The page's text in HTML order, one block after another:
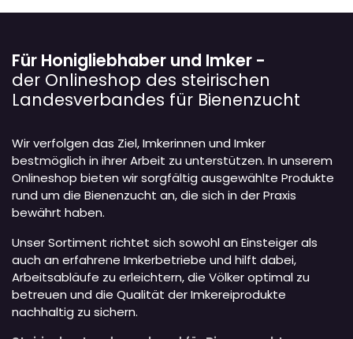
Für Honigliebhaber und Imker -
der Onlineshop des steirischen
Landesverbandes für Bienenzucht
Wir verfolgen das Ziel, Imkerinnen und Imker
bestmöglich in ihrer Arbeit zu unterstützen. In unserem
Onlineshop bieten wir sorgfältig ausgewählte Produkte
rund um die Bienenzucht an, die sich in der Praxis
bewährt haben.
Unser Sortiment richtet sich sowohl an Einsteiger als
auch an erfahrene Imkerbetriebe und hilft dabei,
Arbeitsabläufe zu erleichtern, die Völker optimal zu
betreuen und die Qualität der Imkereiprodukte
nachhaltig zu sichern.